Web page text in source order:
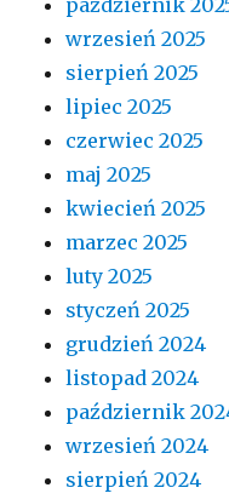
wrzesień 2025
sierpień 2025
lipiec 2025
czerwiec 2025
maj 2025
kwiecień 2025
marzec 2025
luty 2025
styczeń 2025
grudzień 2024
listopad 2024
październik
wrzesień 2024
sierpień 2024